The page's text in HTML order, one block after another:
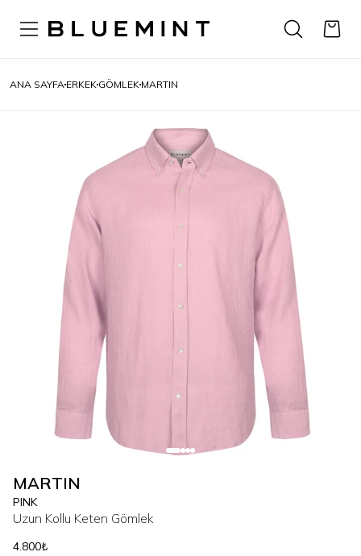
ANA SAYFA ERKEK GÖMLEK MARTIN
MARTIN
PINK
Uzun Kollu Keten Gömlek
4.800₺